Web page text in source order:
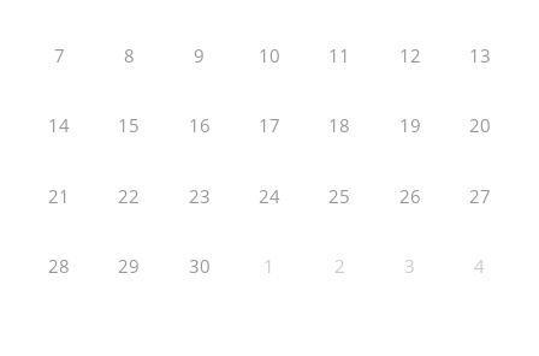
7 8 9 10 11 12 13
14 15 16 17 18 19 20
21 22 23 24 25 26 27
28 29 30 1 2 3 4